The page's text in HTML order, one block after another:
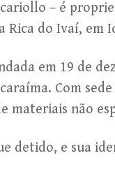
– é
Rica do Ivaí, em
em 19 de
Com
materiais não
detido, e sua